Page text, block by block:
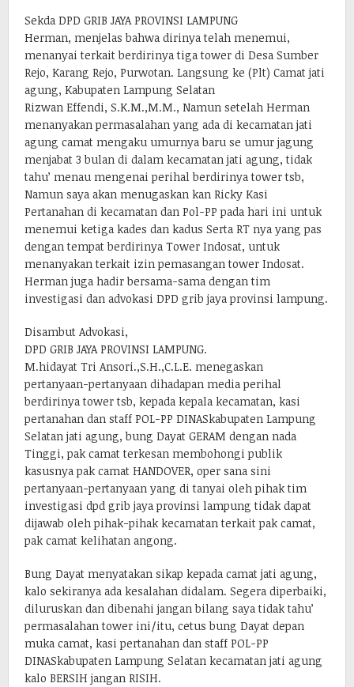
Sekda DPD GRIB JAYA PROVINSI LAMPUNG
Herman, menjelas bahwa dirinya telah menemui,
menanyai terkait berdirinya tiga tower di Desa Sumber
Rejo, Karang Rejo, Purwotan. Langsung ke (Plt) Camat jati
agung, Kabupaten Lampung Selatan
Rizwan Effendi, S.K.M.,M.M., Namun setelah Herman
menanyakan permasalahan yang ada di kecamatan jati
agung camat mengaku umurnya baru se umur jagung
menjabat 3 bulan di dalam kecamatan jati agung, tidak
tahu’ menau mengenai perihal berdirinya tower tsb,
Namun saya akan menugaskan kan Ricky Kasi
Pertanahan di kecamatan dan Pol-PP pada hari ini untuk
menemui ketiga kades dan kadus Serta RT nya yang pas
dengan tempat berdirinya Tower Indosat, untuk
menanyakan terkait izin pemasangan tower Indosat.
Herman juga hadir bersama-sama dengan tim
investigasi dan advokasi DPD grib jaya provinsi lampung.
Disambut Advokasi,
DPD GRIB JAYA PROVINSI LAMPUNG.
M.hidayat Tri Ansori.,S.H.,C.L.E. menegaskan
pertanyaan-pertanyaan dihadapan media perihal
berdirinya tower tsb, kepada kepala kecamatan, kasi
pertanahan dan staff POL-PP DINASkabupaten Lampung
Selatan jati agung, bung Dayat GERAM dengan nada
Tinggi, pak camat terkesan membohongi publik
kasusnya pak camat HANDOVER, oper sana sini
pertanyaan-pertanyaan yang di tanyai oleh pihak tim
investigasi dpd grib jaya provinsi lampung tidak dapat
dijawab oleh pihak-pihak kecamatan terkait pak camat,
pak camat kelihatan angong.
Bung Dayat menyatakan sikap kepada camat jati agung,
kalo sekiranya ada kesalahan didalam. Segera diperbaiki,
diluruskan dan dibenahi jangan bilang saya tidak tahu’
permasalahan tower ini/itu, cetus bung Dayat depan
muka camat, kasi pertanahan dan staff POL-PP
DINASkabupaten Lampung Selatan kecamatan jati agung
kalo BERSIH jangan RISIH.